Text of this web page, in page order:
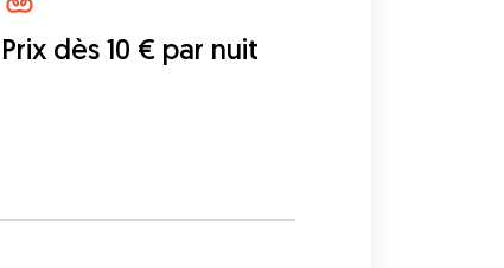
Prix dès 10 € par nuit